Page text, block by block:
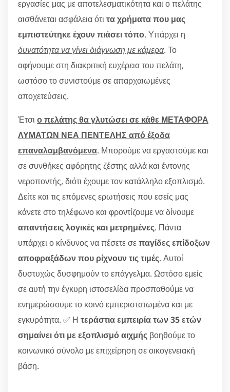
εργασίες μας με αποτελεσματικότητα και ο πελάτης
αισθάνεται ασφάλεια ότι τα χρήματα που μας
εμπιστεύτηκε έχουν πιάσει τόπο. Υπάρχει η
δυνατότητα να γίνει διάγνωση με κάμερα. Το
αφήνουμε στη διακριτική ευχέρεια του πελάτη,
ωστόσο το συνιστούμε σε απαρχαιωμένες
αποχετεύσεις.
Έτσι ο πελάτης θα γλυτώσει σε κάθε ΜΕΤΑΦΟΡΑ
ΛΥΜΑΤΩΝ ΝΕΑ ΠΕΝΤΕΛΗΣ από έξοδα
επαναλαμβανόμενα. Μπορούμε να εργαστούμε και
σε συνθήκες αφόρητης ζέστης αλλά και έντονης
νεροποντής, διότι έχουμε τον κατάλληλο εξοπλισμό.
Δείτε και τις επόμενες ερωτήσεις που εσείς μας
κάνετε στο τηλέφωνο και φροντίζουμε να δίνουμε
απαντήσεις λογικές και μετρημένες. Πάντα
υπάρχει ο κίνδυνος να πέσετε σεπαγίδες επίδοξων
αποφραξάδων που ρίχνουν τις τιμές. Αυτοί
δυστυχώς δυσφημούν το επάγγελμα. Ωστόσο εμείς
σε αυτή την έγκυρη ιστοσελίδα προσπαθούμε να
ενημερώσουμε το κοινό εμπεριστατωμένα και με
εγκυρότητα. ✅ Η τεράστια εμπειρία των 35 ετών
σημαίνει ότι με εξοπλισμό αιχμής βοηθούμε το
κοινωνικό σύνολο με επιχείρηση σε οικογενειακή
βάση.